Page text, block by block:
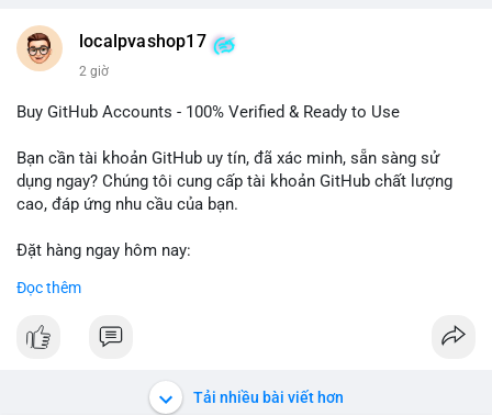
- Email: localpvashop@gmail.com
dịch vụ chuyên nghiệp!
#buytextnowaccounts #pva #textnow
localpvashop17
2 giờ
Buy GitHub Accounts - 100% Verified & Ready to Use
Bạn cần tài khoản GitHub uy tín, đã xác minh, sẵn sàng sử
dụng ngay? Chúng tôi cung cấp tài khoản GitHub chất lượng
cao, đáp ứng nhu cầu của bạn.
Đặt hàng ngay hôm nay:
✅ Phản hồi trong 24 giờ
✅ WhatsApp: +1 (66
✅ Telegram: @localpvashop
Đọc thêm
Tải nhiều bài viết hơn